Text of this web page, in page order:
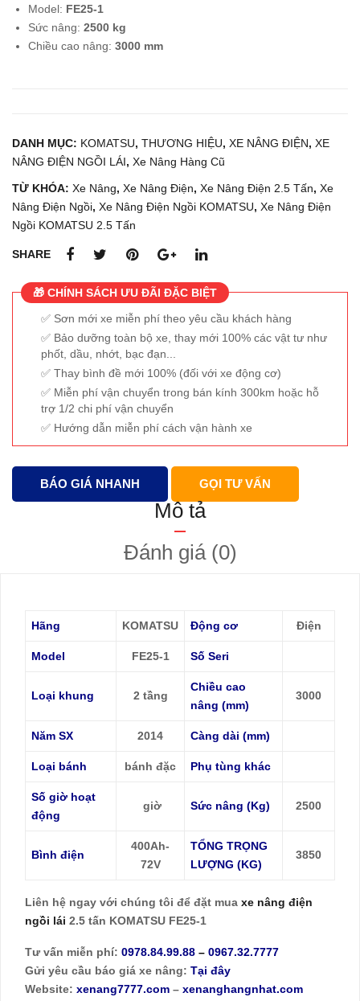
YO
8FB
RS
5T-
Model: FE25-1
Sức nâng: 2500 kg
Chiều cao nâng: 3000 mm
DANH MỤC: KOMATSU, THƯƠNG HIỆU, XE NÂNG ĐIỆN, XE
NÂNG ĐIỆN NGỒI LÁI, Xe Nâng Hàng Cũ
TỪ KHÓA: Xe Nâng, Xe Nâng Điện, Xe Nâng Điện 2.5 Tấn, Xe
Nâng Điện Ngồi, Xe Nâng Điện Ngồi KOMATSU, Xe Nâng Điện
Ngồi KOMATSU 2.5 Tấn
SHARE
🎁 CHÍNH SÁCH ƯU ĐÃI ĐẶC BIỆT
Sơn mới xe miễn phí theo yêu cầu khách hàng
Bảo dưỡng toàn bộ xe, thay mới 100% các vật tư như
phốt, dầu, nhớt, bạc đạn...
Thay bình đề mới 100% (đối với xe động cơ)
Miễn phí vận chuyển trong bán kính 300km hoặc hỗ
trợ 1/2 chi phí vận chuyển
Hướng dẫn miễn phí cách vận hành xe
BÁO GIÁ NHANH GỌI TƯ VẤN
Mô tả
Đánh giá (0)
Hãng KOMATSU Động cơ Điện
Model FE25-1 Số Seri
Loại khung 2 tầng
Chiều cao
nâng (mm)
3000
Năm SX 2014 Càng dài (mm)
Loại bánh bánh đặc Phụ tùng khác
Số giờ hoạt
động
giờ Sức nâng (Kg) 2500
Bình điện
400Ah-
72V
TỔNG TRỌNG
LƯỢNG (KG)
3850
Liên hệ ngay với chúng tôi để đặt mua xe nâng điện
ngồi lái 2.5 tấn KOMATSU FE25-1
Tư vấn miễn phí: 0978.84.99.88 – 0967.32.7777
Gửi yêu cầu báo giá xe nâng: Tại đây
Website: xenang7777.com – xenanghangnhat.com